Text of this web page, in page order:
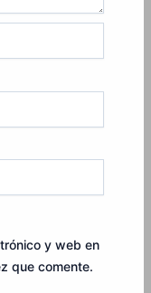
y web en
que comente.